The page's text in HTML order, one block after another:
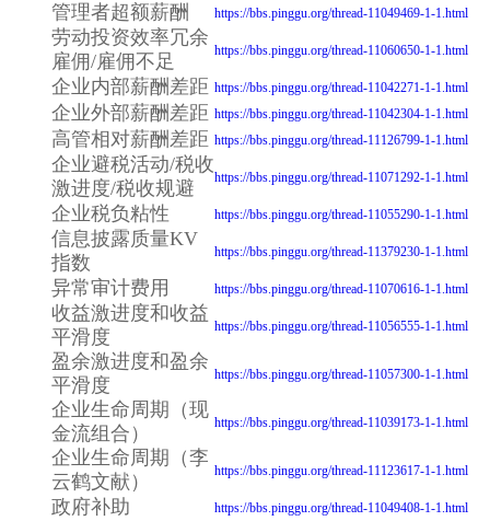
管理者超额薪酬 https://bbs.pinggu.org/thread-11049469-1-1.html
劳动投资效率冗余
雇佣/雇佣不足
https://bbs.pinggu.org/thread-11060650-1-1.html
企业内部薪酬差距 https://bbs.pinggu.org/thread-11042271-1-1.html
企业外部薪酬差距 https://bbs.pinggu.org/thread-11042304-1-1.html
高管相对薪酬差距 https://bbs.pinggu.org/thread-11126799-1-1.html
企业避税活动/税收
激进度/税收规避
https://bbs.pinggu.org/thread-11071292-1-1.html
企业税负粘性 https://bbs.pinggu.org/thread-11055290-1-1.html
信息披露质量KV
指数
https://bbs.pinggu.org/thread-11379230-1-1.html
异常审计费用 https://bbs.pinggu.org/thread-11070616-1-1.html
收益激进度和收益
平滑度
https://bbs.pinggu.org/thread-11056555-1-1.html
盈余激进度和盈余
平滑度
https://bbs.pinggu.org/thread-11057300-1-1.html
企业生命周期（现
金流组合）
https://bbs.pinggu.org/thread-11039173-1-1.html
企业生命周期（李
云鹤文献）
https://bbs.pinggu.org/thread-11123617-1-1.html
政府补助 https://bbs.pinggu.org/thread-11049408-1-1.html